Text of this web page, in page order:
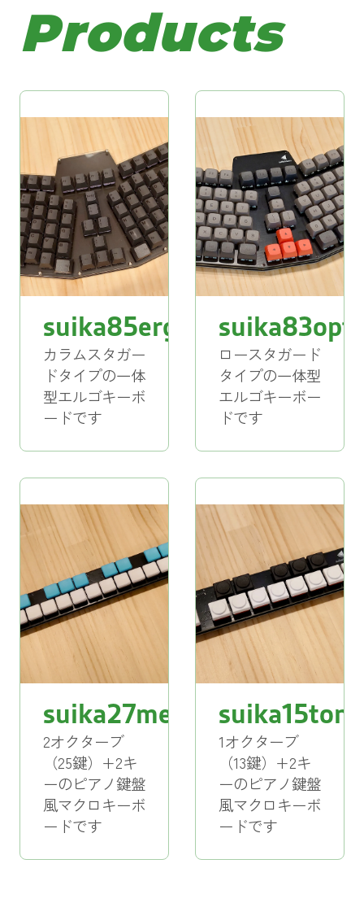
Products
suika85ergo
カラムスタガー
ドタイプの一体
型エルゴキーボ
ードです
ボードです。
ファンクションキー付きでフルキーボード
ハンダ付けはキースイッチのみで組み立て
き込み済みで完成後はすぐに使用でき、 キ
ーマップのカスタマイズも容易です。
対応キースイッチ：Cherry MX / Kailh Choc
V1 互換
BOOTHで商品
ページを見る
GitHubでビルド
ガイドを見る
suika83opti
ロースタガード
タイプの一体型
エルゴキーボー
ドです
ードです
ファンクションキー付きでフルキーボード
ハンダ付けはキースイッチのみで組み立て
き込み済みで完成後はすぐに使用でき、 キ
ーマップのカスタマイズも容易です。
対応キースイッチ：Cherry MX / Kailh Choc
V1 互換
BOOTHで商品
ページを見る
GitHubでビルド
ガイドを見る
suika27melo
2オクターブ
（25鍵）+2キ
ーのピアノ鍵盤
風マクロキーボ
ードです
マクロキーボードです。
MIDIキーボードとしても利用できるだけで
す。
簡単、 VIA・REMAP対応ファームウエア書
き込み済みで完成後はすぐに使用でき、 キ
ーマップのカスタマイズも容易です。
対応キースイッチ：Cherry MX / Kailh Choc
V1 互換
BOOTHで商品
GitHubでビルド
ガイドを見る
suika15tone
1オクターブ
（13鍵）+2キ
ーのピアノ鍵盤
風マクロキーボ
ードです
マクロキーボードです。
MIDIキーボードとしても利用できるだけで
す。
簡単、 VIA・REMAP対応ファームウエア書
き込み済みで完成後はすぐに使用でき、 キ
ーマップのカスタマイズも容易です。
対応キースイッチ：Cherry MX / Kailh Choc
V1 互換
BOOTHで商品
GitHubでビルド
ガイドを見る